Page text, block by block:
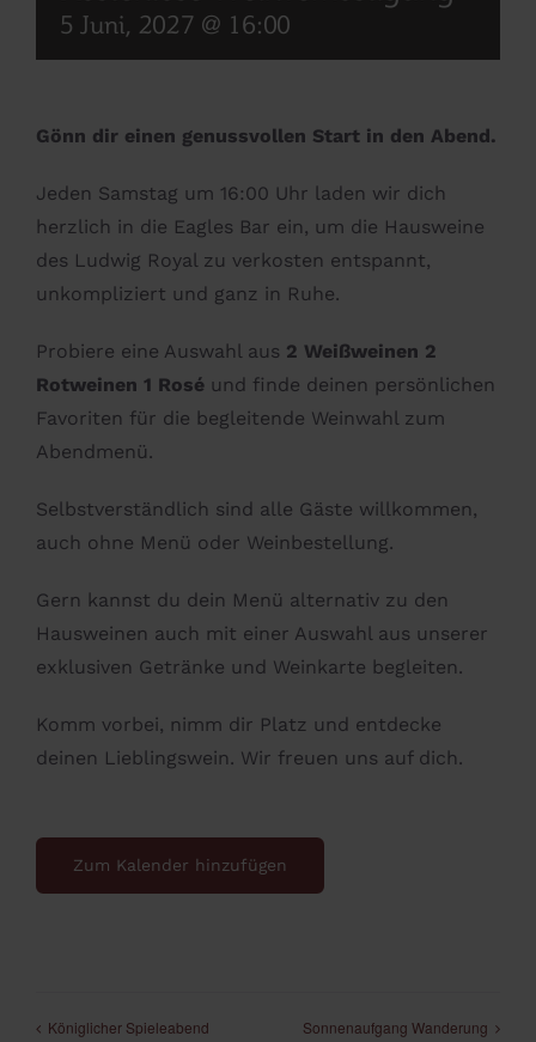
5 Juni, 2027 @ 16:00
Gönn dir einen genussvollen Start in den Abend.
Jeden Samstag um 16:00 Uhr laden wir dich
herzlich in die Eagles Bar ein, um die Hausweine
des Ludwig Royal zu verkosten entspannt,
unkompliziert und ganz in Ruhe.
Probiere eine Auswahl aus 2 Weißweinen 2
Rotweinen 1 Rosé und finde deinen persönlichen
Favoriten für die begleitende Weinwahl zum
Abendmenü.
Selbstverständlich sind alle Gäste willkommen,
auch ohne Menü oder Weinbestellung.
Gern kannst du dein Menü alternativ zu den
Hausweinen auch mit einer Auswahl aus unserer
exklusiven Getränke und Weinkarte begleiten.
Komm vorbei, nimm dir Platz und entdecke
deinen Lieblingswein. Wir freuen uns auf dich.
Zum Kalender hinzufügen
Königlicher Spieleabend Sonnenaufgang Wanderung